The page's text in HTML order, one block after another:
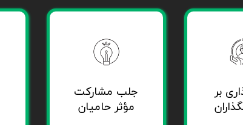
بر
جلب مشارکت
مؤثر حامیان